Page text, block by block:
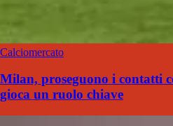
Calciomercato
Milan, proseguono i contatti
gioca un ruolo chiave